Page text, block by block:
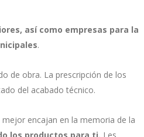
así como empresas para la
.
de obra. La prescripción de los
del acabado técnico.
encajan en la memoria de la